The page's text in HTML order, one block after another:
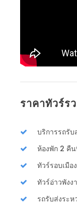
ราคาทัวร์ร
บริการรถรั
ห้องพัก 2 คื
ทัวร์รอบเมือ
ทัวร์อ่าวพังง
รถรับส่งระห